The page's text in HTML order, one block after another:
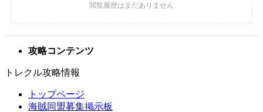
攻略コンテンツ
トレクル攻略情報
トップページ
海賊同盟募集掲示板